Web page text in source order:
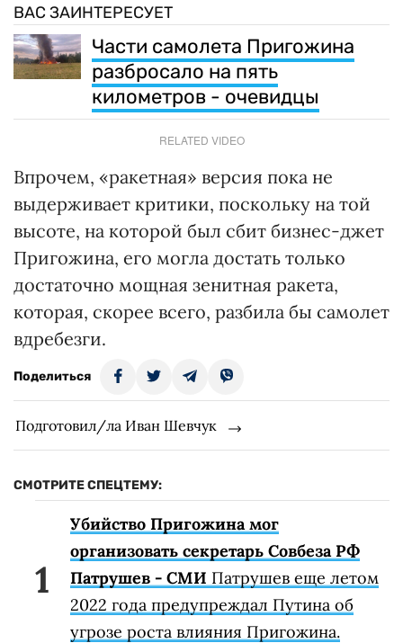
ВАС ЗАИНТЕРЕСУЕТ
Части самолета Пригожина
разбросало на пять
километров - очевидцы
RELATED VIDEO
Впрочем, «ракетная» версия пока не
выдерживает критики, поскольку на той
высоте, на которой был сбит бизнес-джет
Пригожина, его могла достать только
достаточно мощная зенитная ракета,
которая, скорее всего, разбила бы самолет
вдребезги.
Поделиться
Подготовил/ла Иван Шевчук
СМОТРИТЕ СПЕЦТЕМУ:
Убийство Пригожина мог
организовать секретарь Совбеза РФ
Патрушев - СМИ Патрушев еще летом
2022 года предупреждал Путина об
угрозе роста влияния Пригожина.